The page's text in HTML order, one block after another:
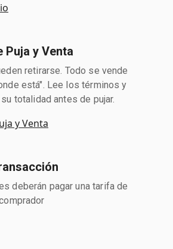
Puja y Venta
retirarse. Todo se vende
está". Lee los términos y
totalidad antes de pujar.
y Venta
deberán pagar una tarifa de